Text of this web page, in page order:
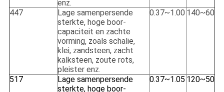
enz.
447
Lage samenpersende
sterkte, hoge boor-
capaciteit en zachte
vorming, zoals schalie,
klei, zandsteen, zacht
kalksteen, zoute rots,
pleister enz.
0.37~1.00 140~60
517
Lage samenpersende
sterkte, hoge boor-
0.37~1.05 120~50